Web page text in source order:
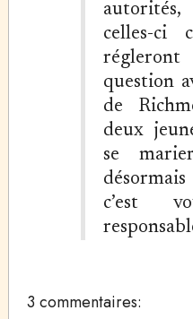
autorités,
celles-ci
question
de
deux
se
c’est
3 commentaires: